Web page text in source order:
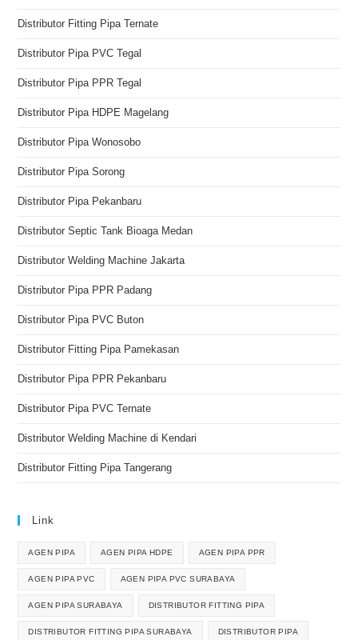
Distributor Fitting Pipa Ternate
Distributor Pipa PVC Tegal
Distributor Pipa PPR Tegal
Distributor Pipa HDPE Magelang
Distributor Pipa Wonosobo
Distributor Pipa Sorong
Distributor Pipa Pekanbaru
Distributor Septic Tank Bioaga Medan
Distributor Welding Machine Jakarta
Distributor Pipa PPR Padang
Distributor Pipa PVC Buton
Distributor Fitting Pipa Pamekasan
Distributor Pipa PPR Pekanbaru
Distributor Pipa PVC Ternate
Distributor Welding Machine di Kendari
Distributor Fitting Pipa Tangerang
Link
AGEN PIPA AGEN PIPA HDPE AGEN PIPA PPR
AGEN PIPA PVC AGEN PIPA PVC SURABAYA
AGEN PIPA SURABAYA DISTRIBUTOR FITTING PIPA
DISTRIBUTOR FITTING PIPA SURABAYA DISTRIBUTOR PIPA